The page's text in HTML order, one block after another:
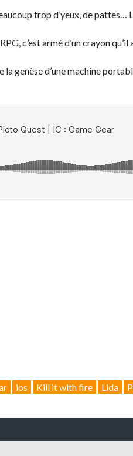
trop d’yeux, de
c’est armé d’un crayon
genèse d’une machine
ios Kill it with fire Lida